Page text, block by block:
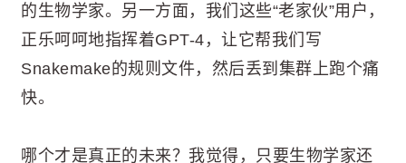
的生物学家。另一方面，我们这些“老家伙”用户，
正乐呵呵地指挥着GPT-4，让它帮我们写
Snakemake的规则文件，然后丢到集群上跑个痛
快。
哪个才是真正的未来？我觉得，只要生物学家还